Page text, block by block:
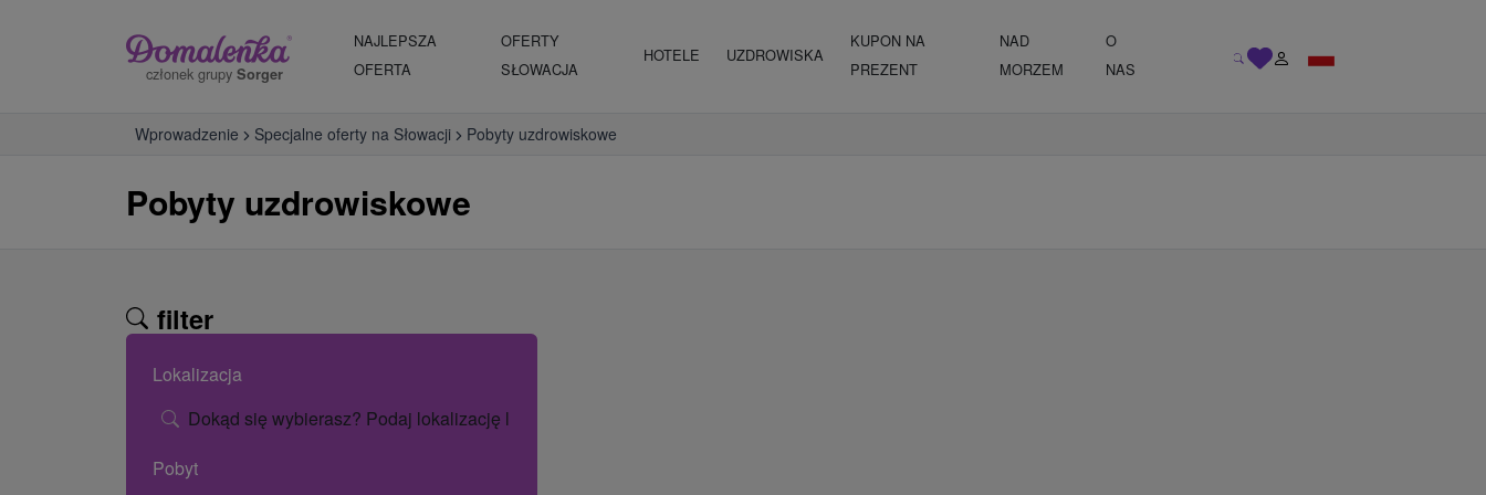
członek grupy Sorger
NAJLEPSZA
OFERTA
OFERTY
SŁOWACJA
HOTELE UZDROWISKA
KUPON NA
PREZENT
NAD
MORZEM
O
NAS
Wprowadzenie Specjalne oferty na Słowacji Pobyty uzdrowiskowe
Pobyty uzdrowiskowe
filter
Lokalizacja
Dokąd się wybierasz? Podaj lokalizację lub nazwę hotelu.
Pobyt